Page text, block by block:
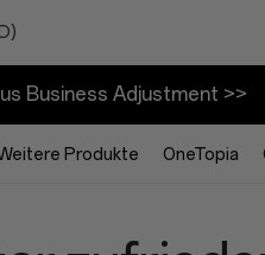
Business Adjustment >>
Produkte OneTopia